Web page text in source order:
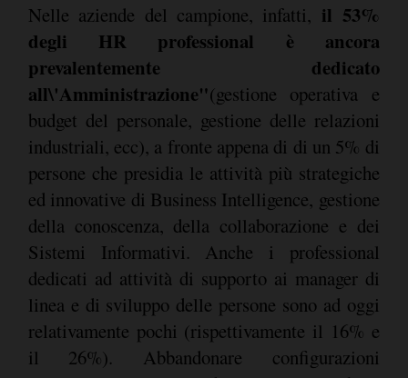
Nelle aziende del campione, infatti, il 53%
degli HR professional è ancora
prevalentemente dedicato
all\'Amministrazione"(gestione operativa e
budget del personale, gestione delle relazioni
industriali, ecc), a fronte appena di di un 5% di
persone che presidia le attività più strategiche
ed innovative di Business Intelligence, gestione
della conoscenza, della collaborazione e dei
Sistemi Informativi. Anche i professional
dedicati ad attività di supporto ai manager di
linea e di sviluppo delle persone sono ad oggi
relativamente pochi (rispettivamente il 16% e
il 26%). Abbandonare configurazioni